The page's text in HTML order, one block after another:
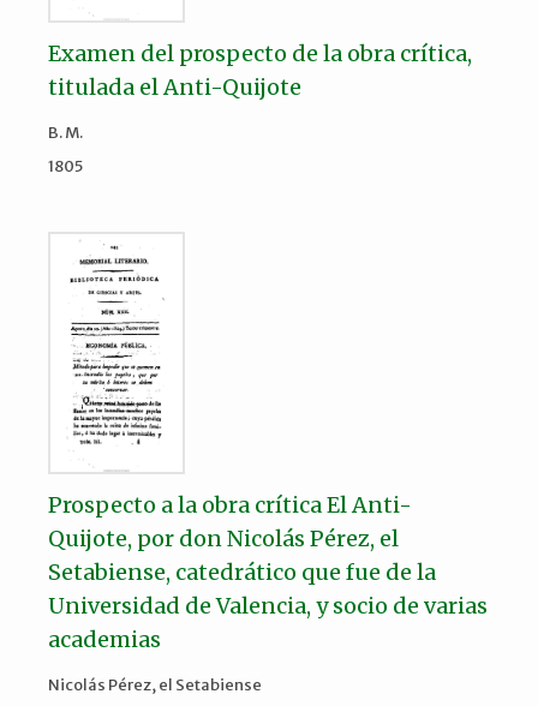
Examen del prospecto de la obra crítica,
titulada el Anti-Quijote
B. M.
1805
Prospecto a la obra crítica El Anti-
Quijote, por don Nicolás Pérez, el
Setabiense, catedrático que fue de la
Universidad de Valencia, y socio de varias
academias
Nicolás Pérez, el Setabiense